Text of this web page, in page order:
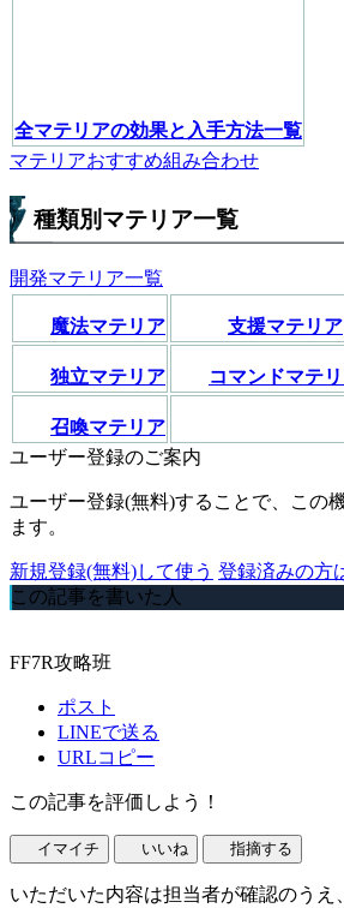
全マテリアの効果と入手方法一覧
マテリアおすすめ組み合わせ
種類別マテリア一覧
開発マテリア一覧
魔法マテリア 支援マテリア
独立マテリア コマンドマテ
召喚マテリア
ユーザー登録のご案内
ユーザー登録(無料)することで、この
ます。
新規登録(無料)して使う 登録済みの方
この記事を書いた人
FF7R攻略班
ポスト
LINEで送る
URLコピー
この記事を評価しよう！
イマイチ いいね 指摘する
いただいた内容は担当者が確認のうえ